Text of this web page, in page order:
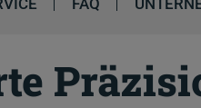
FAQ